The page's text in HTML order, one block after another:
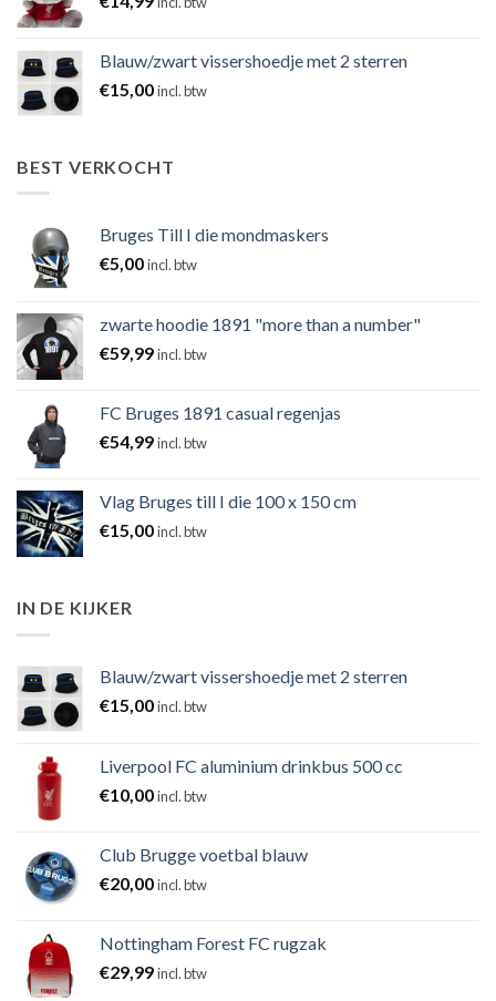
Blauw/zwart vissershoedje met 2 sterren
€15,00incl. btw
BEST VERKOCHT
Bruges Till I die mondmaskers
€5,00incl. btw
zwarte hoodie 1891 "more than a number"
€59,99incl. btw
FC Bruges 1891 casual regenjas
€54,99incl. btw
Vlag Bruges till I die 100 x 150 cm
€15,00incl. btw
IN DE KIJKER
Blauw/zwart vissershoedje met 2 sterren
€15,00incl. btw
Liverpool FC aluminium drinkbus 500 cc
€10,00incl. btw
Club Brugge voetbal blauw
€20,00incl. btw
Nottingham Forest FC rugzak
€29,99incl. btw